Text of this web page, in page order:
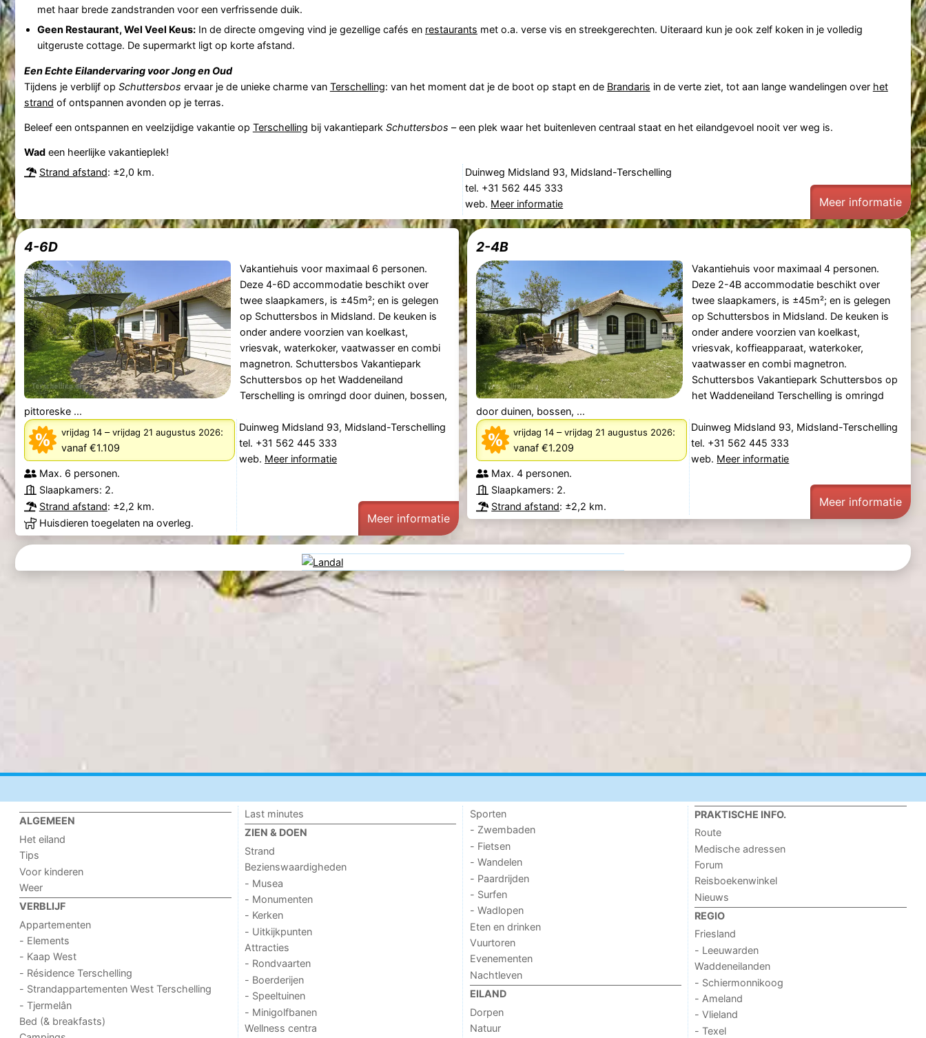
met haar brede zandstranden voor een verfrissende duik.
Geen Restaurant, Wel Veel Keus:In de directe omgeving vind je gezellige cafés en restaurants met o.a. verse vis en streekgerechten. Uiteraard kun je ook zelf koken in je volledig
uitgeruste cottage. De supermarkt ligt op korte afstand.
Een Echte Eilandervaring voor Jong en Oud
Tijdens je verblijf op Schuttersbos ervaar je de unieke charme van Terschelling: van het moment dat je de boot op stapt en de Brandaris in de verte ziet, tot aan lange wandelingen over het
strand of ontspannen avonden op je terras.
Beleef een ontspannen en veelzijdige vakantie op Terschelling bij vakantiepark Schuttersbos – een plek waar het buitenleven centraal staat en het eilandgevoel nooit ver weg is.
Wadeen heerlijke vakantieplek!
Strand afstand: ±2,0 km.
Duinweg Midsland 93, Midsland-Terschelling
tel. +31 562 445 333
web. Meer informatie Meer informatie
4-6D
Vakantiehuis voor maximaal 6 personen.
Deze 4-6D accommodatie beschikt over
twee slaapkamers, is ±45m²; en is gelegen
op Schuttersbos in Midsland. De keuken is
onder andere voorzien van koelkast,
vriesvak, waterkoker, vaatwasser en combi
magnetron. Schuttersbos Vakantiepark
Schuttersbos op het Waddeneiland
Terschelling is omringd door duinen, bossen,
pittoreske ...
vrijdag 14–vrijdag 21 augustus 2026:
vanaf €1.109
Max. 6 personen.
Slaapkamers: 2.
Strand afstand: ±2,2 km.
Huisdieren toegelaten na overleg.
Duinweg Midsland 93, Midsland-Terschelling
tel. +31 562 445 333
web. Meer informatie
Meer informatie
2-4B
Vakantiehuis voor maximaal 4 personen.
Deze 2-4B accommodatie beschikt over
twee slaapkamers, is ±45m²; en is gelegen
op Schuttersbos in Midsland. De keuken is
onder andere voorzien van koelkast,
vriesvak, koffieapparaat, waterkoker,
vaatwasser en combi magnetron.
Schuttersbos Vakantiepark Schuttersbos op
het Waddeneiland Terschelling is omringd
door duinen, bossen, ...
vrijdag 14–vrijdag 21 augustus 2026:
vanaf €1.209
Max. 4 personen.
Slaapkamers: 2.
Strand afstand: ±2,2 km.
Duinweg Midsland 93, Midsland-Terschelling
tel. +31 562 445 333
web. Meer informatie
Meer informatie
ALGEMEEN
Het eiland
Tips
Voor kinderen
Weer
VERBLIJF
Appartementen
- Elements
- Kaap West
- Résidence Terschelling
- Strandappartementen West Terschelling
- Tjermelân
Bed (& breakfasts)
Last minutes
ZIEN & DOEN
Strand
Bezienswaardigheden
- Musea
- Monumenten
- Kerken
- Uitkijkpunten
Attracties
- Rondvaarten
- Boerderijen
- Speeltuinen
- Minigolfbanen
Wellness centra
Sporten
- Zwembaden
- Fietsen
- Wandelen
- Paardrijden
- Surfen
- Wadlopen
Eten en drinken
Vuurtoren
Evenementen
Nachtleven
EILAND
Dorpen
Natuur
PRAKTISCHE INFO.
Route
Medische adressen
Forum
Reisboekenwinkel
Nieuws
REGIO
Friesland
- Leeuwarden
Waddeneilanden
- Schiermonnikoog
- Ameland
- Vlieland
- Texel